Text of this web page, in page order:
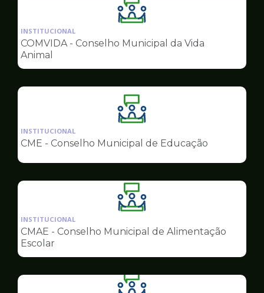
Ilustração
da
pagina
Conselhos
INSTITUCIONAL
COMVIDA - Conselho Municipal da Vida
Animal
Ilustração
da
pagina
Conselhos
INSTITUCIONAL
CME - Conselho Municipal de Educação
Ilustração
da
pagina
Conselhos
INSTITUCIONAL
CMAE - Conselho Municipal de Alimentação
Escolar